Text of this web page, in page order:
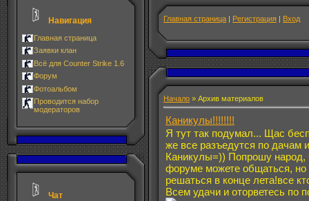
Навигация
Главная страница
Заявки клан
Всё для Counter Strike 1.6
Форум
Фотоальбом
Проводится набор
модераторов
Чат
Главная страница | Регистрация | Вход
Начало » Архив материалов
Каникулы!!!!!!!!
Я тут так подумал... Щас
же все разъедутся по дачам
Каникулы=)) Попрошу народ,
форуме можете общаться, но
решаться в конце лета!все
Всем удачи и оторветесь по